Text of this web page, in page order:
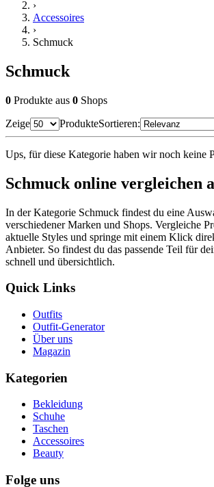
›
Accessoires
›
Schmuck
Schmuck
0 Produkte aus 0 Shops
Zeige
ProdukteSortieren:
Ups, für diese Kategorie haben wir noch keine
Schmuck online vergleichen
In der Kategorie Schmuck findest du eine
verschiedener Marken und Shops. Vergleiche
aktuelle Styles und springe mit einem Klick
Anbieter. So findest du das passende Teil für
schnell und übersichtlich.
Quick Links
Outfits
Outfit-Generator
Über uns
Magazin
Kategorien
Bekleidung
Schuhe
Taschen
Accessoires
Beauty
Folge uns